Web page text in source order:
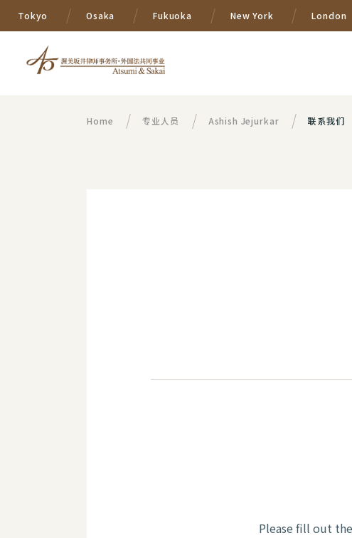
Tokyo Osaka Fukuoka New York London
Home 专业人员 Ashish Jejurkar 联系我们